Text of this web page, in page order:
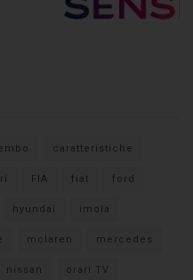
caratteristiche
FIA fiat ford
hyundai imola
mclaren mercedes
nissan orari TV